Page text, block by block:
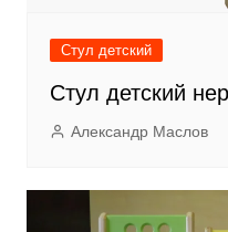
Стул детский
Стул детский
Александр Маслов